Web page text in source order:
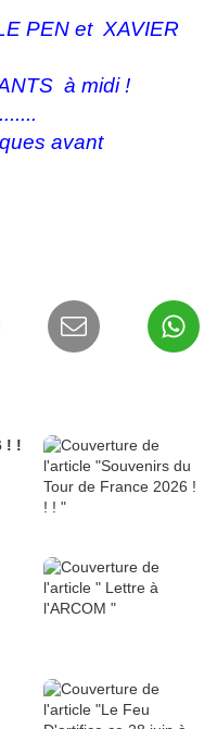
PEN et XAVIER
à midi !
avant
! !